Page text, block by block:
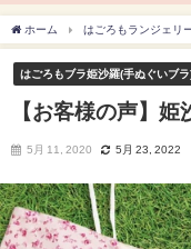
ホーム はごろもランジェリ
はごろもブラ姫沙羅(手ぬぐいブラ
【お客様の声】
5月 11, 2020 5月 23, 2022